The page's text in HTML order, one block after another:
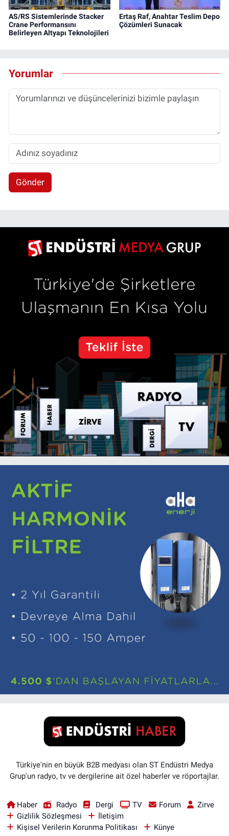
AS/RS Sistemlerinde Stacker
Crane Performansını
Belirleyen Altyapı Teknolojileri
Ertaş Raf, Anahtar Teslim Depo
Çözümleri Sunacak
Yorumlar
Gönder
Türkiye'nin en büyük B2B medyası olan ST Endüstri Medya
Grup'un radyo, tv ve dergilerine ait özel haberler ve röportajlar.
Haber Radyo Dergi TV Forum
Zirve
Gizlilik Sözleşmesi
İletişim
Kişisel Verilerin Korunma Politikası
Künye